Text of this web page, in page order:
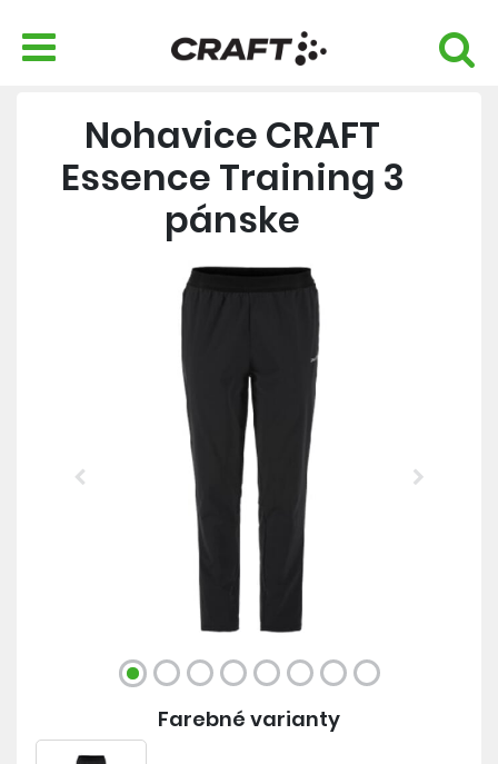
Nohavice CRAFT
Essence Training 3
pánske
Previous Next
Farebné varianty